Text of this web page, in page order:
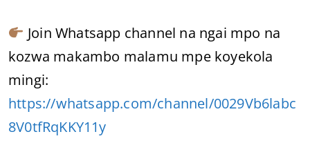
Join Whatsapp channel na ngai mpo na
kozwa makambo malamu mpe koyekola
mingi:
https://whatsapp.com/channel/0029Vb6labc
8V0tfRqKKY11y